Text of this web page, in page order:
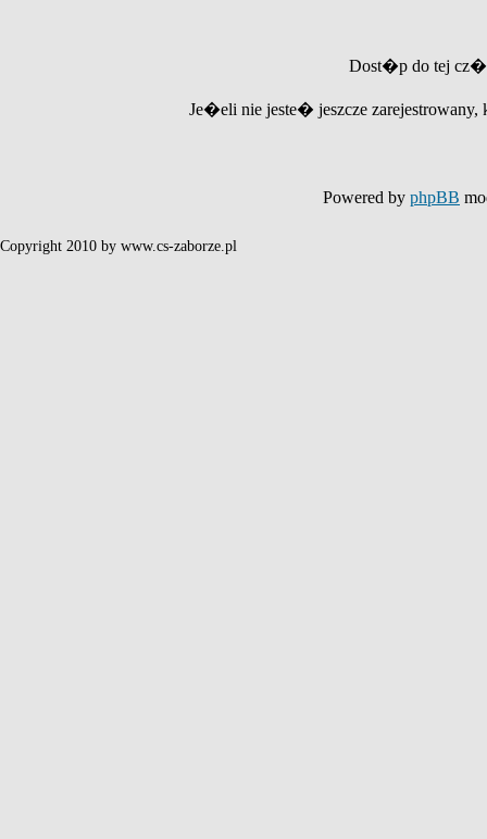
Dost�p do tej
Je�eli nie jeste� jeszcze
Powered by phpBB
Copyright 2010 by www.cs-zaborze.pl